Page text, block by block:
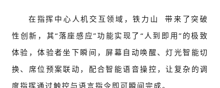
在指挥中心人机交互领域，铁力山
带来了突破
性创新，其“落座感应”功能实现了“人到即用”的极致
体验，体验者坐下瞬间，屏幕自动唤醒、灯光智能切
换、席位预案联动，配合智能语音操控，让复杂的调
度指挥通过触控与语言指令即可瞬间完成。